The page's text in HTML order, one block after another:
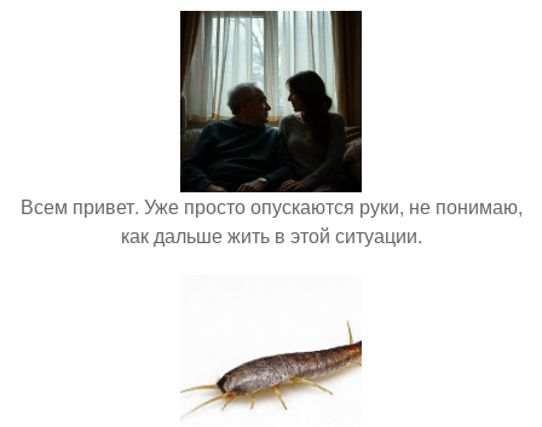
Всем привет. Уже просто опускаются руки, не понимаю,
как дальше жить в этой ситуации.